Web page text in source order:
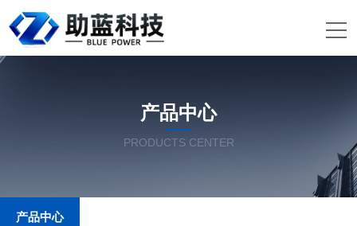
产品中心
PRODUCTS CENTER
产品中心